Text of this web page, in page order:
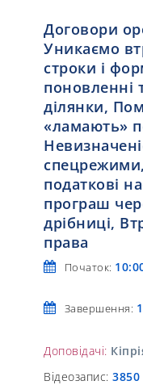
Договори
Уникаємо
строки і
поновленні
ділянки,
«ламають»
податкові
програш
дрібниці,
права
Початок:
Завершення:
Доповідачі:
Відеозапис: